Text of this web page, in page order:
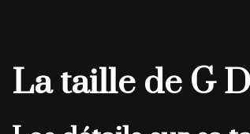
La taille de G